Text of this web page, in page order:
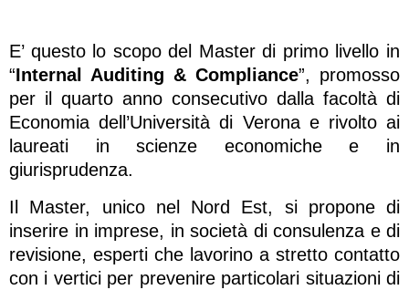
E’ questo lo scopo del Master di primo livello in
“Internal Auditing & Compliance”, promosso
per il quarto anno consecutivo dalla facoltà di
Economia dell’Università di Verona e rivolto ai
laureati in scienze economiche e in
giurisprudenza.
Il Master, unico nel Nord Est, si propone di
inserire in imprese, in società di consulenza e di
revisione, esperti che lavorino a stretto contatto
con i vertici per prevenire particolari situazioni di